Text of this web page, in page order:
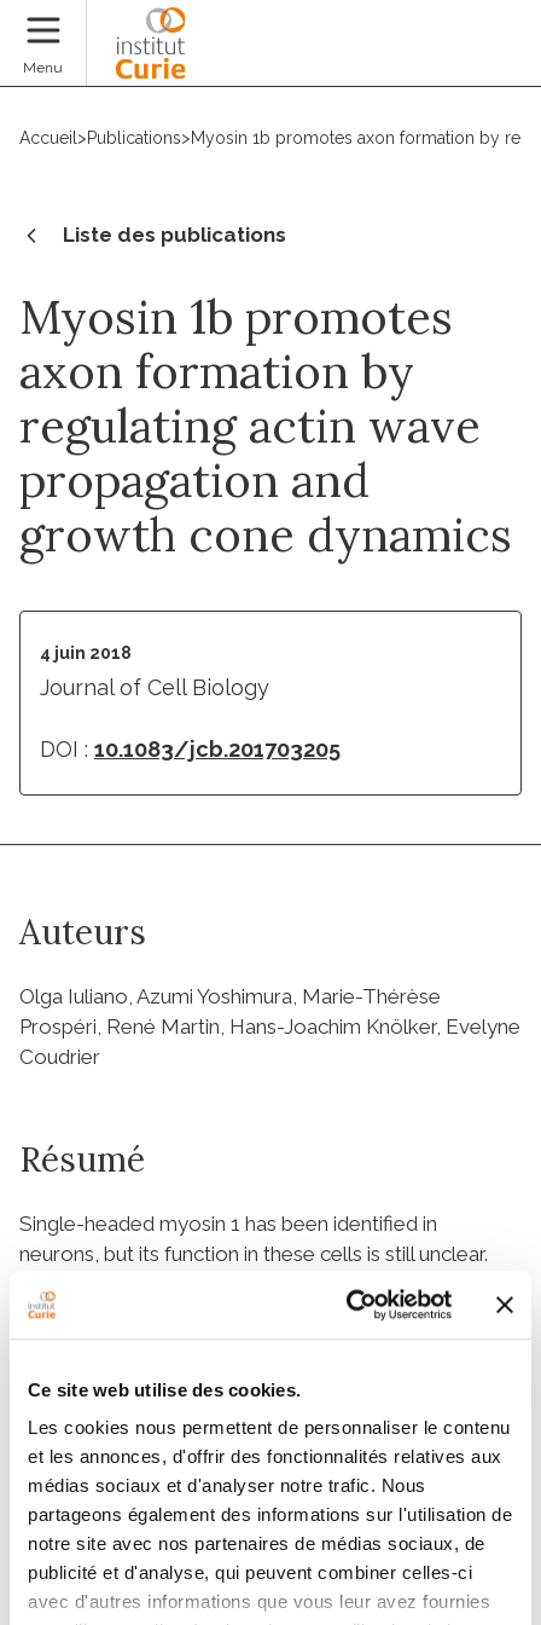
Ce site web utilise des cookies.
Les cookies nous permettent de personnaliser le contenu
et les annonces, d'offrir des fonctionnalités relatives aux
médias sociaux et d'analyser notre trafic. Nous
partageons également des informations sur l'utilisation de
notre site avec nos partenaires de médias sociaux, de
publicité et d'analyse, qui peuvent combiner celles-ci
avec d'autres informations que vous leur avez fournies
Menu
Accueil >Publications>Myosin 1b promotes axon formation by
Liste des publications
Myosin 1b promotes
axon formation by
regulating actin wave
propagation and
growth cone dynamics
4 juin 2018
Journal of Cell Biology
DOI : 10.1083/jcb.201703205
Auteurs
Olga Iuliano, Azumi Yoshimura, Marie-Thérèse
Prospéri, René Martin, Hans-Joachim Knölker, Evelyne
Coudrier
Résumé
Single-headed myosin 1 has been identified in
neurons, but its function in these cells is still unclear.
We demonstrate that depletion of myosin 1b
(Myo1b), inhibition of its motor activity, or its binding to
phosphoinositides impairs the formation of the axon,
number of axon-like structures. Myo1b is associated
with growth cones and actin waves, two major
contributors to neuronal symmetry breaking. We
show that Myo1b controls the dynamics of the
growth cones and the anterograde propagation of
the actin waves. By coupling the membrane to the
actin cytoskeleton, Myo1b regulates the size of the
actin network as well as the stability and size of